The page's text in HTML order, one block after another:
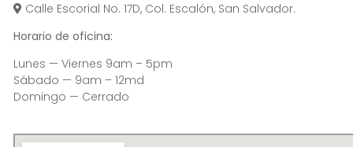
Calle Escorial No. 17D, Col. Escalón, San Salvador.
Horario de oficina:
Lunes — Viernes 9am – 5pm
Sábado — 9am – 12md
Domingo — Cerrado